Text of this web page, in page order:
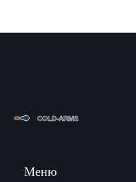
Меню